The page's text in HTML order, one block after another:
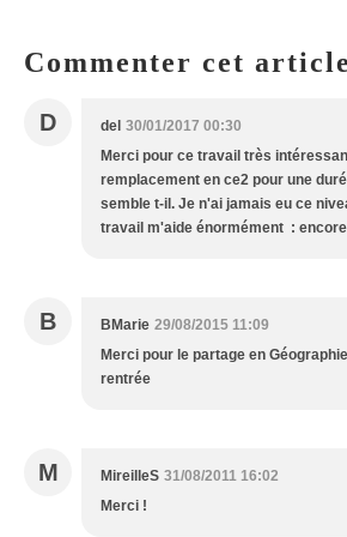
Commenter cet article
D del 30/01/2017 00:30
Merci pour ce travail très
remplacement en ce2 pour une
semble t-il. Je n'ai jamais eu ce
travail m'aide énormément :
B BMarie 29/08/2015 11:09
Merci pour le partage en
rentrée
M MireilleS 31/08/2011 16:02
Merci !